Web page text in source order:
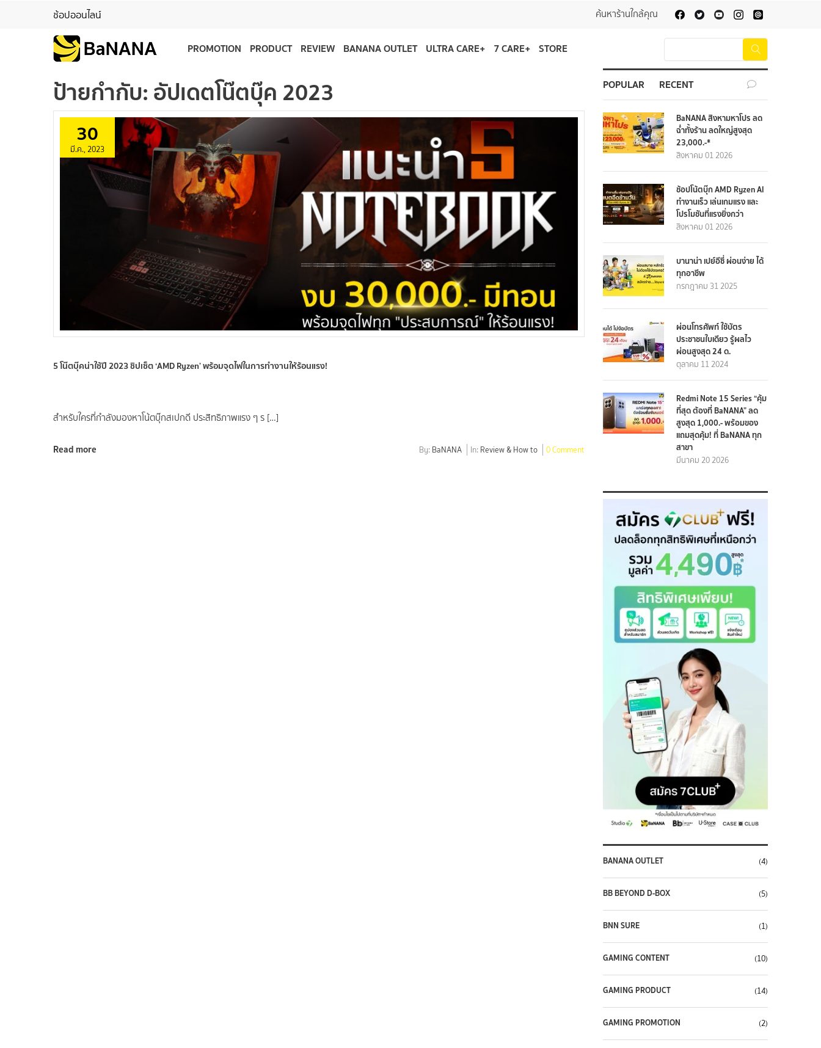
ช้อปออนไลน์ ค้นหาร้านใกล้คุณ
PROMOTION PRODUCT REVIEW BANANA OUTLET ULTRA CARE+ 7 CARE+ STORE
ป้ายกำกับ:อัปเดตโน๊ตบุ๊ค 2023
30
มี.ค., 2023
5 โน๊ตบุ๊คน่าใช้ปี 2023 ชิปเซ็ต ‘AMD Ryzen’ พร้อมจุดไฟในการทำงานให้ร้อนแรง!
สำหรับใครที่กำลังมองหาโน้ตบุ๊กสเปกดี ประสิทธิภาพแรง ๆ ร […]
Read more By: BaNANA In: Review & How to 0 Comment
POPULAR RECENT
BaNANA สิงหามหาโปร ลด
ฉ่ำทั้งร้าน ลดใหญ่สูงสุด
23,000.-*
สิงหาคม 01 2026
ช้อปโน้ตบุ๊ก AMD Ryzen AI
ทำงานเร็ว เล่นเกมแรง และ
โปรโมชันที่แรงยิ่งกว่า
สิงหาคม 01 2026
บานาน่า เปย์อีซี่ ผ่อนง่าย ได้
ทุกอาชีพ
กรกฎาคม 31 2025
ผ่อนโทรศัพท์ ใช้บัตร
ประชาชนใบเดียว รู้ผลไว
ผ่อนสูงสุด 24 ด.
ตุลาคม 11 2024
Redmi Note 15 Series “คุ้ม
ที่สุด ต้องที่ BaNANA” ลด
สูงสุด 1,000.- พร้อมของ
แถมสุดคุ้ม! ที่ BaNANA ทุก
สาขา
มีนาคม 20 2026
BANANA OUTLET (4)
BB BEYOND D-BOX (5)
BNN SURE (1)
GAMING CONTENT (10)
GAMING PRODUCT (14)
GAMING PROMOTION (2)